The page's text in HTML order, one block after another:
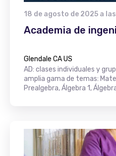
18 de agosto de 2025 a
Academia de
Glendale CA US
AD: clases individuales y
amplia gama de temas:
Prealgebra, Álgebra 1,